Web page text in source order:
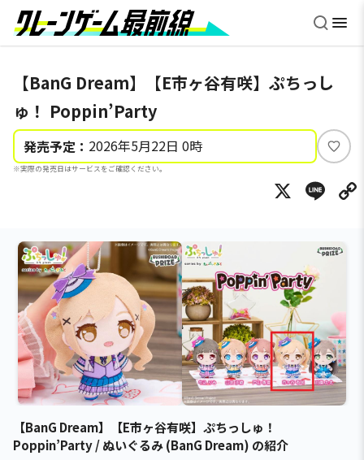
【BanG Dream】【E市ヶ谷有咲】ぷちっし
ゅ！ Poppin’Party
発売予定： 2026年5月22日 0時
※実際の発売日はサービスをご確認ください。
い
ね
X
【BanG Dream】【E市ヶ谷有咲】ぷちっしゅ！
Poppin’Party / ぬいぐるみ (BanG Dream) の紹介